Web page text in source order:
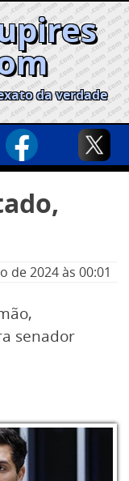
da verdade
de 2024às 00:01
senador